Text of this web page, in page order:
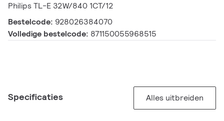
Philips TL-E 32W/840 1CT/12
Bestelcode: 928026384070
Volledige bestelcode: 871150055968515
Specificaties Alles uitbreiden